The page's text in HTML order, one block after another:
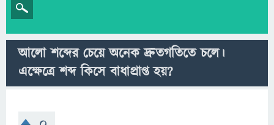
আলো শব্দের চেয়ে অনেক দ্রুতগতিতে চলে।
এক্ষেত্রে শব্দ কিসে বাধাপ্রাপ্ত হয়?